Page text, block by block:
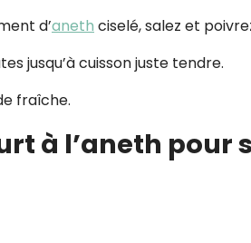
d’aneth ciselé, salez et
jusqu’à cuisson juste tendre.
fraîche.
à l’aneth pour